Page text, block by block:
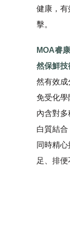
健康，有
擊。
MOA睿
然保鮮技
然有效成
免受化學
內含對
白質結合
同時精
足、排便